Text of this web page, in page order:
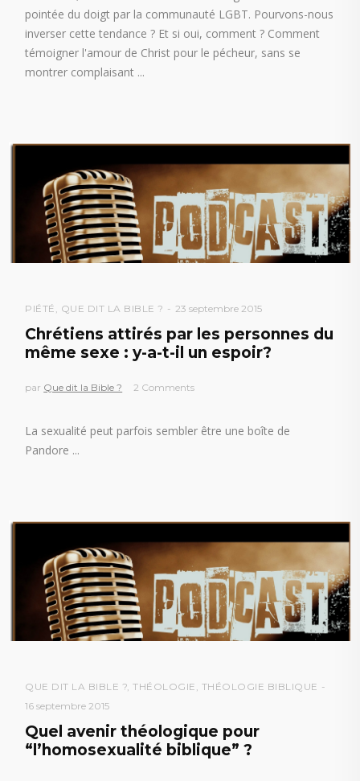
pointée du doigt par la communauté LGBT. Pourvons-nous
inverser cette tendance ? Et si oui, comment ? Comment
témoigner l'amour de Christ pour le pécheur, sans se
montrer complaisant
PIÉTÉ , QUE DIT LA BIBLE ? 23 septembre 2015
Chrétiens attirés par les personnes du
même sexe : y-a-t-il un espoir?
par Que dit la Bible ? 2 Comments
La sexualité peut parfois sembler être une boîte de
Pandore
QUE DIT LA BIBLE ?,THÉOLOGIE , THÉOLOGIE BIBLIQUE
16 septembre 2015
Quel avenir théologique pour
“l’homosexualité biblique” ?